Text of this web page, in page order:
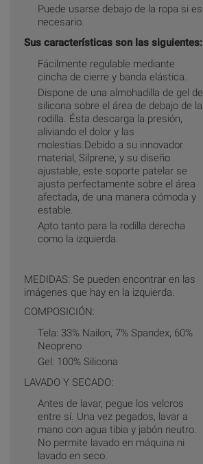
Puede usarse debajo de la ropa si es
necesario.
Sus características son las siguientes:
Fácilmente regulable mediante
cincha de cierre y banda elástica.
Dispone de una almohadilla de gel de
silicona sobre el área de debajo de la
rodilla. Ésta descarga la presión,
aliviando el dolor y las
molestias.Debido a su innovador
material, Silprene, y su diseño
ajustable, este soporte patelar se
ajusta perfectamente sobre el área
afectada, de una manera cómoda y
estable.
Apto tanto para la rodilla derecha
como la izquierda.
MEDIDAS: Se pueden encontrar en las
imágenes que hay en la izquierda.
COMPOSICIÓN:
Tela: 33% Nailon, 7% Spandex, 60%
Neopreno
Gel: 100% Silicona
LAVADO Y SECADO:
Antes de lavar, pegue los velcros
entre sí. Una vez pegados, lavar a
mano con agua tibia y jabón neutro.
No permite lavado en máquina ni
lavado en seco.